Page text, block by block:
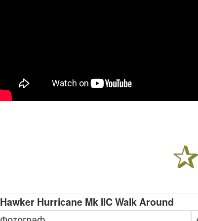
Hawker Hurricane Mk IIC Walk Around